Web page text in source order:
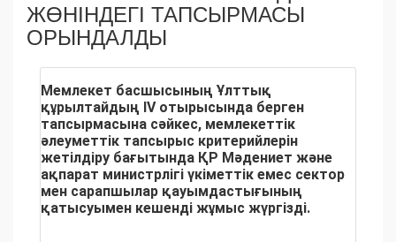
ЖӨНІНДЕГІ ТАПСЫРМАСЫ
ОРЫНДАЛДЫ
Мемлекет басшысының Ұлттық
құрылтайдың IV отырысында берген
тапсырмасына сәйкес, мемлекеттік
әлеуметтік тапсырыс критерийлерін
жетілдіру бағытында ҚР Мәдениет және
ақпарат министрлігі үкіметтік емес сектор
мен сарапшылар қауымдастығының
қатысуымен кешенді жұмыс жүргізді.